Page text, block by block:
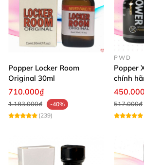
Popper Locker Room
Original 30ml
710.000₫
1.183.000₫
-40%
(239)
PWD
Popper
chính
517.000₫